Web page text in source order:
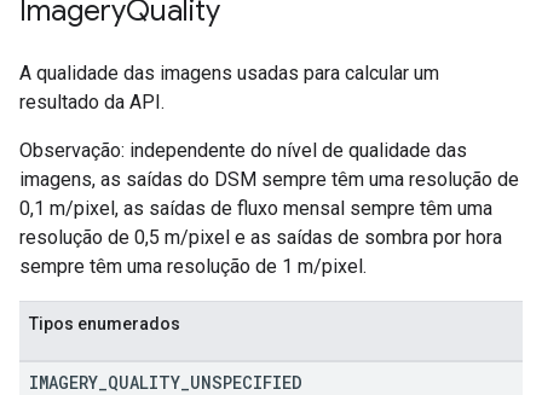
ImageryQuality
A qualidade das imagens usadas para calcular um
resultado da API.
Observação: independente do nível de qualidade das
imagens, as saídas do DSM sempre têm uma resolução de
0,1 m/pixel, as saídas de fluxo mensal sempre têm uma
resolução de 0,5 m/pixel e as saídas de sombra por hora
sempre têm uma resolução de 1 m/pixel.
Tipos enumerados
IMAGERY QUALITY UNSPECIFIED